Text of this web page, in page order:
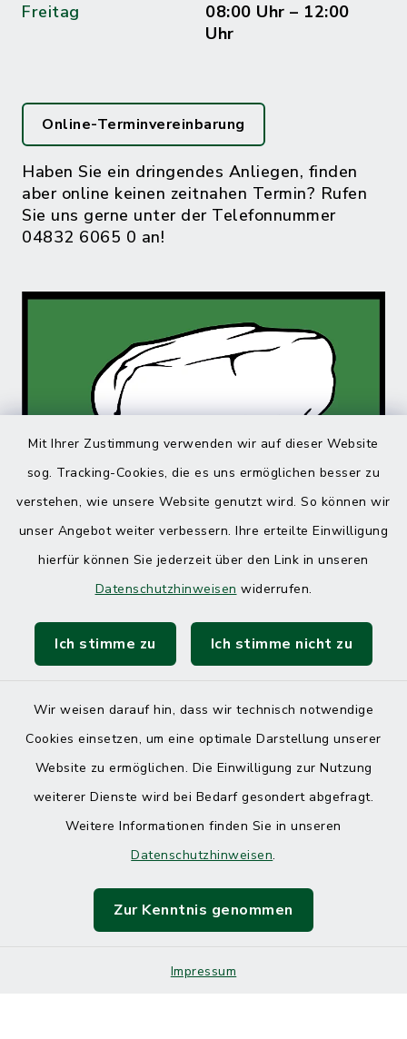
Mit Ihrer Zustimmung verwenden wir auf dieser Website
sog. Tracking-Cookies, die es uns ermöglichen besser zu
verstehen, wie unsere Website genutzt wird. So können wir
unser Angebot weiter verbessern. Ihre erteilte Einwilligung
hierfür können Sie jederzeit über den Link in unseren
Datenschutzhinweisen widerrufen.
Ich stimme zu Ich stimme nicht zu
Wir weisen darauf hin, dass wir technisch notwendige
Cookies einsetzen, um eine optimale Darstellung unserer
Website zu ermöglichen. Die Einwilligung zur Nutzung
weiterer Dienste wird bei Bedarf gesondert abgefragt.
Weitere Informationen finden Sie in unseren
Datenschutzhinweisen.
Zur Kenntnis genommen
Impressum
Freitag
08:00 Uhr – 12:00
Uhr
Online-Terminvereinbarung
Haben Sie ein dringendes Anliegen, finden
aber online keinen zeitnahen Termin? Rufen
Sie uns gerne unter der Telefonnummer
04832 6065 0 an!
Barrierefreiheit
Impressum
Sitemap